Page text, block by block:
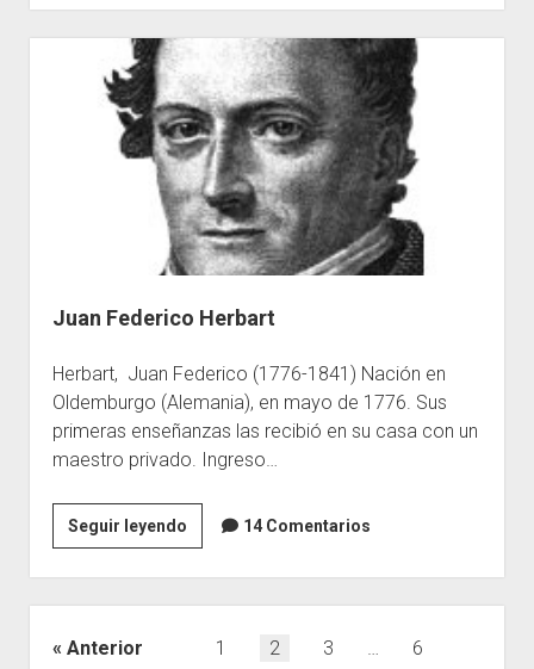
Mendel
Juan Federico Herbart
Herbart, Juan Federico (1776-1841) Nación en
Oldemburgo (Alemania), en mayo de 1776. Sus
primeras enseñanzas las recibió en su casa con un
maestro privado. Ingreso…
Seguir leyendoJuan
Federico
Herbart
14 Comentarios
Paginación
Anterior 1 2 3 …
6